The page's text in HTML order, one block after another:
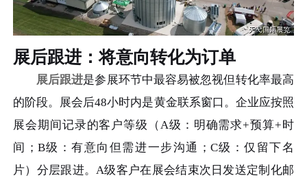
展后跟进：将意向转化为订单
展后跟进是参展环节中最容易被忽视但转化率最高
的阶段。展会后48小时内是黄金联系窗口。企业应按照
展会期间记录的客户等级（A级：明确需求+预算+时
间；B级：有意向但需进一步沟通；C级：仅留下名
片）分层跟进。A级客户在展会结束次日发送定制化邮